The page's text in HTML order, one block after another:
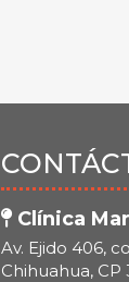
Clínica
Av. Ejido 406,
Chihuahua, CP